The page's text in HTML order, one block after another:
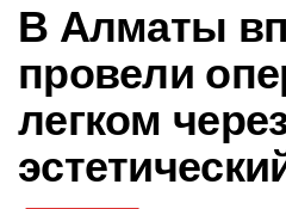
В Алматы
провели
легком